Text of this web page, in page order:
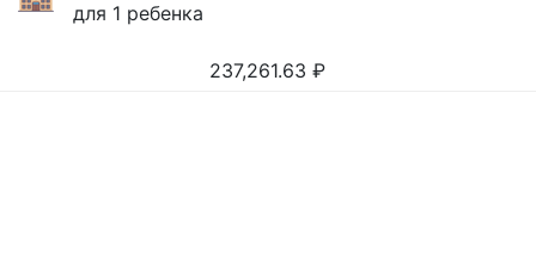
для 1 ребенка
237,261.63 ₽